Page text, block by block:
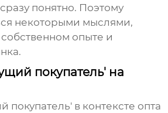
понятно. Поэтому
некоторыми мыслями,
опыте и
покупатель' на
покупатель' в контексте опта